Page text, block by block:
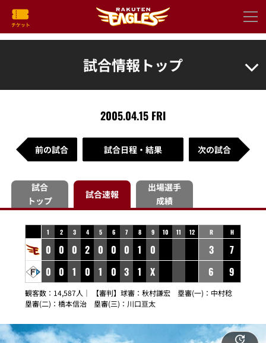
試合情報トップ
2005.04.15 FRI
前の試合 試合日程・結果 次の試合
試合
トップ
試合速報
出場選手
成績
1 2 3 4 5 6 7 8 9 10 11 12
0 0 0 2 0 0 0 1
0
0 0 1 0 1 0 3 1 X
R H
3
7
6
9
観客数：14,587人｜ 【審判】球審：秋村謙宏 塁審(一)：中村稔
塁審(二)：橋本信治 塁審(三)：川口亘太